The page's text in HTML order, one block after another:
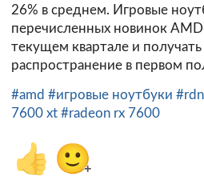
26% в среднем. Игровые
перечисленных новинок AMD
текущем квартале и
распространение в первом
#amd #игровые ноутбуки
7600 xt #radeon rx 7600
👍 🙂+